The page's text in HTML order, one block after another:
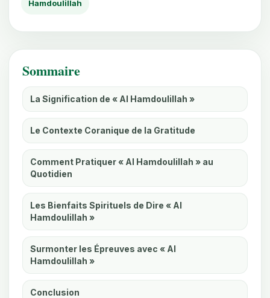
Hamdoulillah
Sommaire
La Signification de « Al Hamdoulillah »
Le Contexte Coranique de la Gratitude
Comment Pratiquer « Al Hamdoulillah » au
Quotidien
Les Bienfaits Spirituels de Dire « Al
Hamdoulillah »
Surmonter les Épreuves avec « Al
Hamdoulillah »
Conclusion